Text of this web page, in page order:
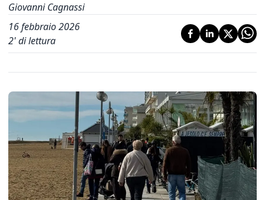
Giovanni Cagnassi
16 febbraio 2026
2' di lettura